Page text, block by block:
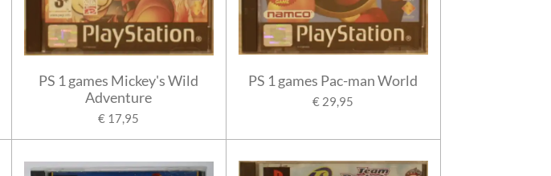
PS 1 games Mickey's Wild
Adventure
€ 17,95
PS 1 games Pac-man World
€ 29,95